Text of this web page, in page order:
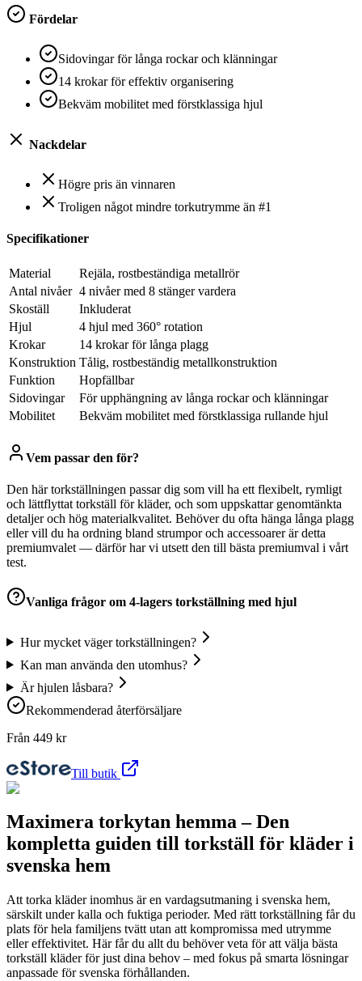
Fördelar
Sidovingar för långa rockar och klänningar
14 krokar för effektiv organisering
Bekväm mobilitet med förstklassiga hjul
Nackdelar
Högre pris än vinnaren
Troligen något mindre torkutrymme än #1
Specifikationer
Material
Rejäla, rostbeständiga metallrör
Antal nivåer 4 nivåer med 8 stänger vardera
Skoställ
Inkluderat
Hjul
4 hjul med 360° rotation
Krokar
14 krokar för långa plagg
Konstruktion Tålig, rostbeständig metallkonstruktion
Funktion
Hopfällbar
Sidovingar
För upphängning av långa rockar och klänningar
Mobilitet
Bekväm mobilitet med förstklassiga rullande hjul
Vem passar den för?
Den här torkställningen passar dig som vill ha ett flexibelt, rymligt
och lättflyttat torkställ för kläder, och som uppskattar genomtänkta
detaljer och hög materialkvalitet. Behöver du ofta hänga långa plagg
eller vill du ha ordning bland strumpor och accessoarer är detta
premiumvalet — därför har vi utsett den till bästa premiumval i vårt
test.
Vanliga frågor om 4-lagers torkställning med hjul
Hur mycket väger torkställningen?
Kan man använda den utomhus?
Är hjulen låsbara?
Rekommenderad återförsäljare
Från 449 kr
Till butik
Maximera torkytan hemma – Den
kompletta guiden till torkställ för kläder i
svenska hem
Att torka kläder inomhus är en vardagsutmaning i svenska hem,
särskilt under kalla och fuktiga perioder. Med rätt torkställning får du
plats för hela familjens tvätt utan att kompromissa med utrymme
eller effektivitet. Här får du allt du behöver veta för att välja bästa
torkställ kläder för just dina behov – med fokus på smarta lösningar
anpassade för svenska förhållanden.